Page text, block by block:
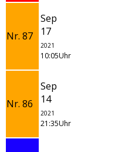
Nr. 87
Sep
17
2021
10:05Uhr
Nr. 86
Sep
14
2021
21:35Uhr